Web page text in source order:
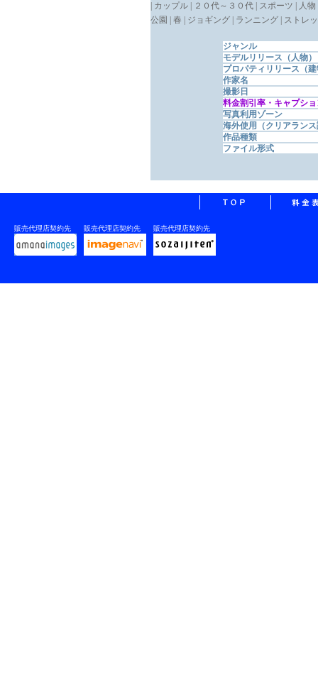
| カップル | ２０代～３０代 | スポーツ | 人
公園 | 春 | ジョギング | ランニング | ストレ
ジャンル
モデルリリース（人物）
プロパティリリース（
作家名
撮影日
料金割引率・キャプシ
写真利用ゾーン
海外使用（クリアラン
作品種類
ファイル形式
販売代理店契約先 販売代理店契約先 販売代理店契約先